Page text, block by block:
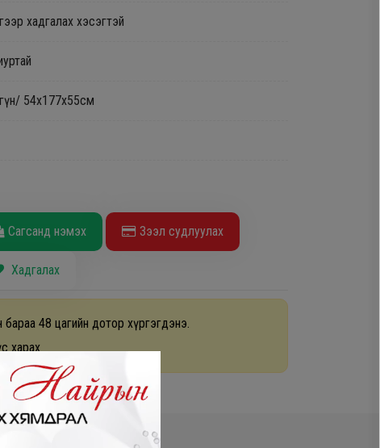
хадгалах хэсэгтэй
54х177х55см
Сагсанд нэмэх Зээл судлуулах
Хадгалах
48 цагийн дотор хүргэгдэнэ.
харах